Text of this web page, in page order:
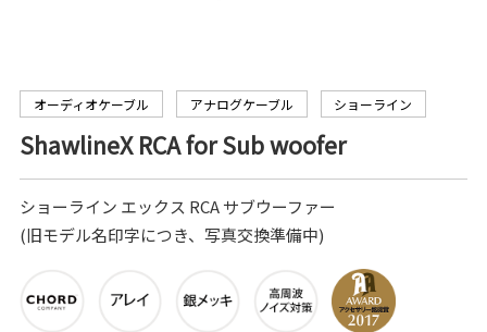
オーディオケーブル アナログケーブル ショーライン
ShawlineX RCA for Sub woofer
ショーライン エックス RCA サブウーファー
(旧モデル名印字につき、写真交換準備中)